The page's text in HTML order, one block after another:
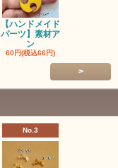
【ハンドメイド
パーツ】素材ア
ン
60円(税込66円)
>
No.3